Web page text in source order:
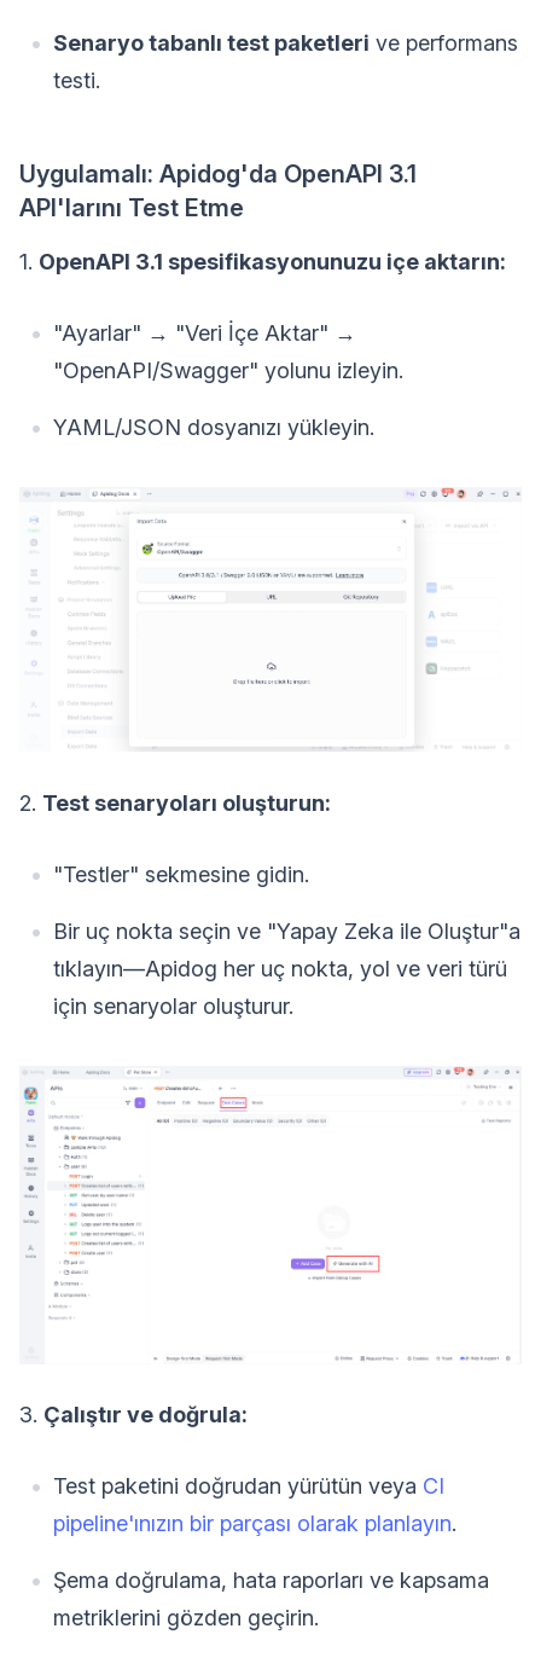
Senaryo tabanlı test paketleri ve performans
testi.
Uygulamalı: Apidog'da OpenAPI 3.1
API'larını Test Etme
1. OpenAPI 3.1 spesifikasyonunuzu içe aktarın:
"Ayarlar" → "Veri İçe Aktar" →
"OpenAPI/Swagger" yolunu izleyin.
YAML/JSON dosyanızı yükleyin.
2. Test senaryoları oluşturun:
"Testler" sekmesine gidin.
Bir uç nokta seçin ve "Yapay Zeka ile Oluştur"a
tıklayın—Apidog her uç nokta, yol ve veri türü
için senaryolar oluşturur.
3. Çalıştır ve doğrula:
Test paketini doğrudan yürütün veya CI
pipeline'ınızın bir parçası olarak planlayın.
Şema doğrulama, hata raporları ve kapsama
metriklerini gözden geçirin.